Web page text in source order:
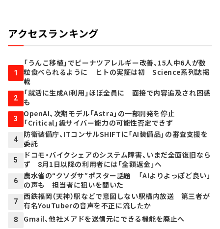
アクセスランキング
1
「うんこ移植」でピーナツアレルギー改善、15人中6人が数
粒食べられるように ヒトの実証は初 Science系列誌掲
載
2
「就活に生成AI利用」ほぼ全員に 面接で内容追及され困惑
も
3
OpenAI、次期モデル「Astra」の一部開発を停止
「Critical」級サイバー能力の可能性否定できず
4
防衛装備庁、ITコンサルSHIFTに「AI装備品」の審査支援を
委託
5
ドコモ・バイクシェアのシステム障害、いまだ全面復旧なら
ず 8月1日以降の利用者には「全額返金」へ
6
農水省の“クソダサ”ポスター話題 「AIよりよっぽど良い」
の声も 担当者に狙いを聞いた
7
西鉄福岡（天神）駅などで意図しない駅構内放送 第三者が
有名YouTuberの音声を不正に流したか
8
Gmail、他社メアドを送信元にできる機能を廃止へ